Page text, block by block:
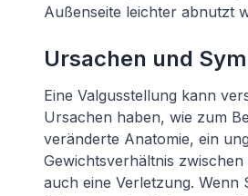
Außenseite leichter abnutzt
Ursachen und
Eine Valgusstellung kann
Ursachen haben, wie zum
veränderte Anatomie, ein
Gewichtsverhältnis
auch eine Verletzung. Wenn